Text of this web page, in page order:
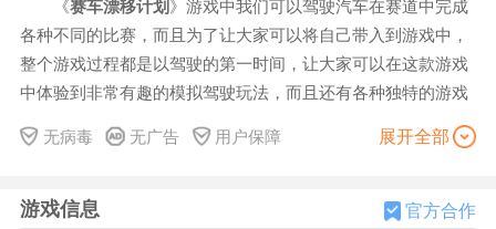
《赛车漂移计划》游戏中我们可以驾驶汽车在赛道中完成
各种不同的比赛，而且为了让大家可以将自己带入到游戏中，
整个游戏过程都是以驾驶的第一时间，让大家可以在这款游戏
中体验到非常有趣的模拟驾驶玩法，而且还有各种独特的游戏
赛车漂移计划特色
所以你必须灵活和机智地应对所发生的事情。
无病毒 无广告 用户保障 展开全部
游戏信息 官方合作